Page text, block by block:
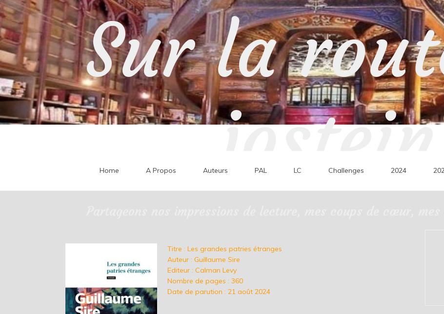
Skip
to
content
Sur la
jostein
Home A Propos Auteurs PAL LC Challenges 2024
Titre : Les grandes patries étranges
Auteur : Guillaume Sire
Editeur : Calman Levy
Nombre de pages : 360
Date de parution : 21 août 2024